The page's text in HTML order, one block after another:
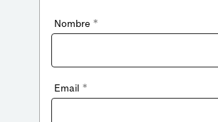
Nombre *
Email *